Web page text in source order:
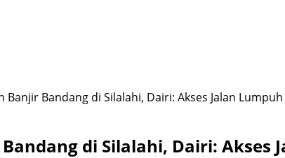
Banjir Bandang di Silalahi, Dairi: Akses Jalan Lumpuh
di Silalahi, Dairi: Akses